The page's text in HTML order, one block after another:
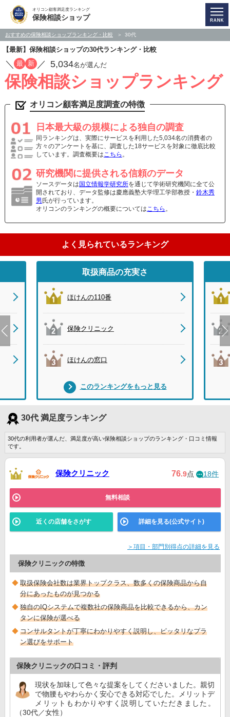
オリコン顧客満足度ランキング
保険相談ショップ
おすすめの保険相談ショップランキング・比較 30代
【最新】保険相談ショップの30代ランキング・比較
／ 最 新 ／ 5,034名が選んだ
保険相談ショップランキング
オリコン顧客満足度調査の特徴
日本最大級の規模による独自の調査
同ランキングは、実際にサービスを利用した5,034名の消費者の
方々のアンケートを基に、調査した18サービスを対象に徹底比較
しています。調査概要はこちら 。
研究機関に提供される信頼のデータ
ソースデータは 国立情報学研究所を通じて学術研究機関に全て公
開されており、データ監修は慶應義塾大学理工学部教授・ 鈴木秀
男 氏が行っています。
オリコンのランキングの概要についてはこちら 。
よく見られているランキング
取扱商品の充実さ
ほけんの110番
保険クリニック
ほけんの窓口
このランキングをもっと見る
30代 満足度ランキング
30代の利用者が選んだ、満足度が高い保険相談ショップのランキング・口コミ情報
です。
保険クリニック 76.9点 18件
無料相談
近くの店舗をさがす 詳細を見る(公式サイト)
＞項目・部門別得点の詳細を見る
保険クリニックの特徴
取扱保険会社数は業界トップクラス、数多くの保険商品から自
分にあったものが見つかる
独自のIQシステムで複数社の保険商品を比較できるから、カン
タンに保険が選べる
コンサルタントが丁寧にわかりやすく説明し、ピッタリなプラ
ン選びをサポート
保険クリニックの口コミ・評判
現状を加味して色々な提案をしてくださいました。親切
で物腰もやわらかく安心できる対応でした。メリットデ
メリットもわかりやすく説明していただきました。
（30代／女性）